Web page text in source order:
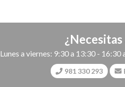
¿Necesitas
Lunes a viernes: 9:30 a 13:30 - 16:30
981 330 293